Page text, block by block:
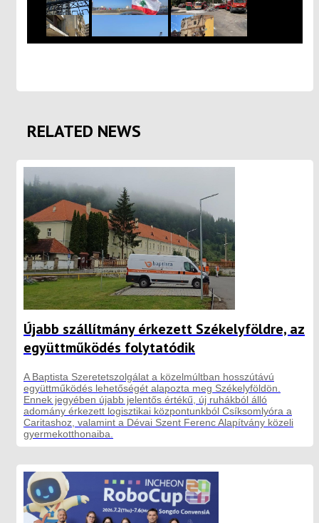
RELATED NEWS
Újabb szállítmány érkezett Székelyföldre, az
együttműködés folytatódik
A Baptista Szeretetszolgálat a közelmúltban hosszútávú
együttműködés lehetőségét alapozta meg Székelyföldön.
Ennek jegyében újabb jelentős értékű, új ruhákból álló
adomány érkezett logisztikai központunkból Csíksomlyóra a
Caritashoz, valamint a Dévai Szent Ferenc Alapítvány közeli
gyermekotthonaiba.